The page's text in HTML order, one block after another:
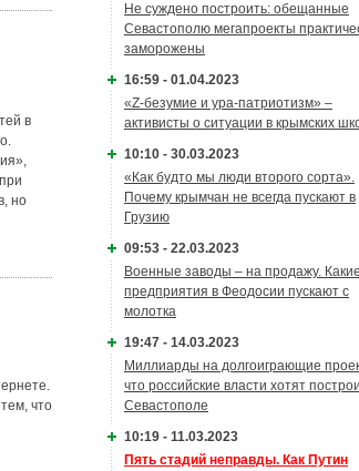
в
но
что
Не суждено построить: обещанные
Севастополю мегапроекты
заморожены
16:59 - 01.04.2023
«Z-безумие и ура-патриотизм» –
активисты о ситуации в крымских
10:10 - 30.03.2023
«Как будто мы люди второго сорта».
Почему крымчан не всегда пускают в
Грузию
09:53 - 22.03.2023
Военные заводы – на продажу. Какие
предприятия в Феодосии пускают с
молотка
19:47 - 14.03.2023
Миллиарды на долгоиграющие
что российские власти хотят
Севастополе
10:19 - 11.03.2023
Пять стадий неправды. Как Путин